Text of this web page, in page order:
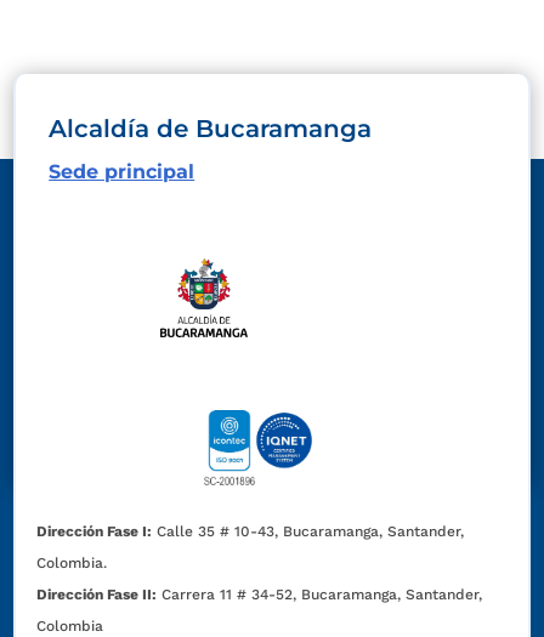
Alcaldía de Bucaramanga
Sede principal
Dirección Fase I: Calle 35 # 10-43, Bucaramanga, Santander,
Colombia.
Dirección Fase II: Carrera 11 # 34-52, Bucaramanga, Santander,
Colombia